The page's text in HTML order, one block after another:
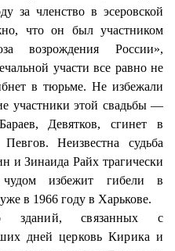
за членство в эсеровской
что он был участником
возрождения России»,
участи все равно не
в тюрьме. Не избежали
участники этой свадьбы —
Девятков, сгинет в
Певгов. Неизвестна судьба
и ЗинаидаРайх трагически
избежит гибели в
в 1966 году в Харькове.
зданий, связанных с
дней церковьКирика и